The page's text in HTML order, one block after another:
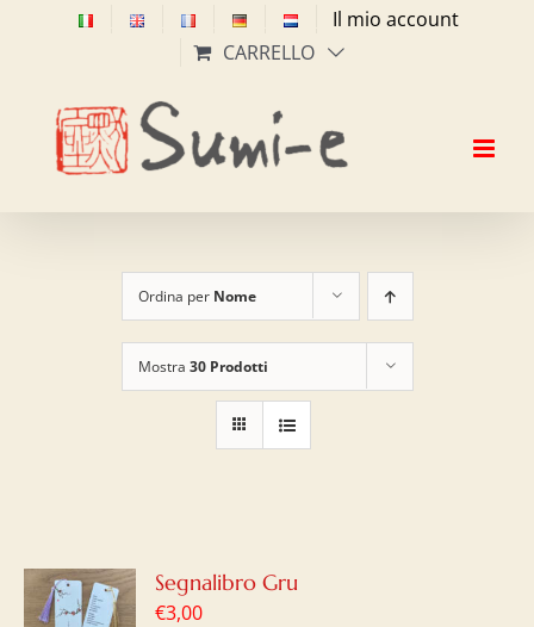
Il mio account
CARRELLO
Ordina per Nome
Mostra 30 Prodotti
Segnalibro Gru
€3,00